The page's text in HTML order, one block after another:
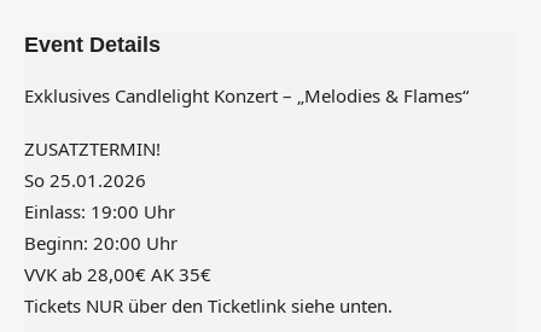
Veranstaltungsordnung
Impressum
Datenschutzerklärung
Cookie-Richtlinie (EU)
Event Details
Exklusives Candlelight Konzert – „Melodies & Flames“
ZUSATZTERMIN!
So 25.01.2026
Einlass: 19:00 Uhr
Beginn: 20:00 Uhr
VVK ab 28,00€ AK 35€
Tickets NUR über den Ticketlink siehe unten.